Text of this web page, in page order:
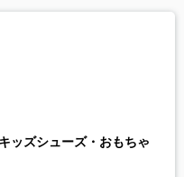
ッズシューズ・おもちゃ